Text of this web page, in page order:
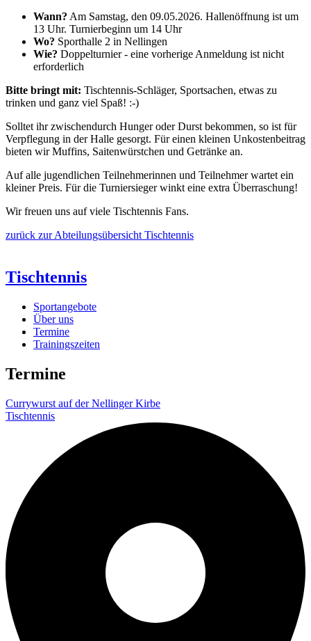
Wann? Am Samstag, den 09.05.2026. Hallenöffnung ist um
13 Uhr. Turnierbeginn um 14 Uhr
Wo? Sporthalle 2 in Nellingen
Wie? Doppelturnier - eine vorherige Anmeldung ist nicht
erforderlich
Bitte bringt mit: Tischtennis-Schläger, Sportsachen, etwas zu
trinken und ganz viel Spaß! :-)
Solltet ihr zwischendurch Hunger oder Durst bekommen, so ist für
Verpflegung in der Halle gesorgt. Für einen kleinen Unkostenbeitrag
bieten wir Muffins, Saitenwürstchen und Getränke an.
Auf alle jugendlichen Teilnehmerinnen und Teilnehmer wartet ein
kleiner Preis. Für die Turniersieger winkt eine extra Überraschung!
Wir freuen uns auf viele Tischtennis Fans.
zurück zur Abteilungsübersicht Tischtennis
Tischtennis
Sportangebote
Über uns
Termine
Trainingszeiten
Termine
Currywurst auf der Nellinger Kirbe
Tischtennis